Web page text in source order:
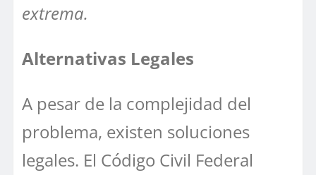
extrema.
Alternativas Legales
A pesar de la complejidad del
problema, existen soluciones
legales. El Código Civil Federal